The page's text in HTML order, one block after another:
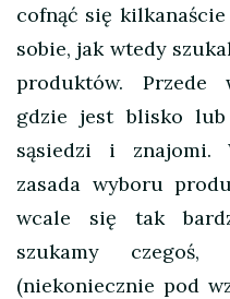
cofnąć się
sobie, jak wtedy
produktów. Przede
gdzie jest blisko
sąsiedzi i znajomi.
zasada wyboru
wcale się tak
szukamy
(niekoniecznie pod